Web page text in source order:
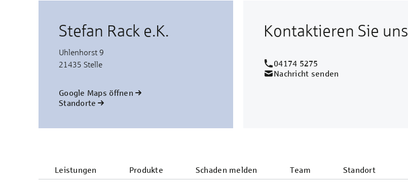
Stefan Rack e.K.
Uhlenhorst 9
21435 Stelle
Google Maps öffnen
Standorte
Kontaktieren Sie uns
04174 5275
Nachricht senden
Leistungen Produkte Schaden melden Team Standort